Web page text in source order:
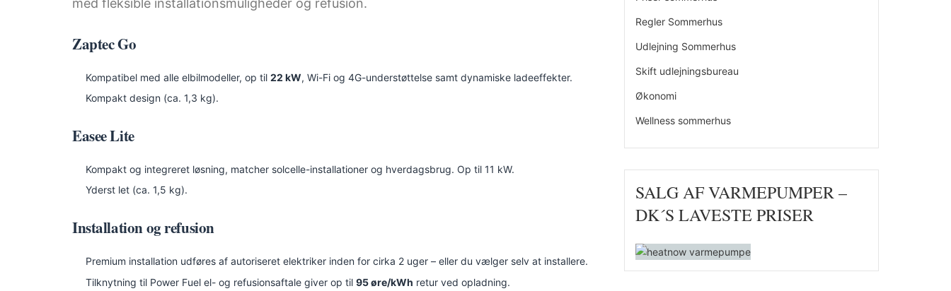
Zaptec Go
Kompatibel med alle elbilmodeller, op til 22 kW, Wi-Fi og 4G-understøttelse samt dynamiske ladeeffekter.
Kompakt design (ca. 1,3 kg).
Easee Lite
Kompakt og integreret løsning, matcher solcelle-installationer og hverdagsbrug. Op til 11 kW.
Yderst let (ca. 1,5 kg).
Installation og refusion
Premium installation udføres af autoriseret elektriker inden for cirka 2 uger – eller du vælger selv at installere.
Tilknytning til Power Fuel el- og refusionsaftale giver op til 95 øre/kWh retur ved opladning.
Regler Sommerhus
Udlejning Sommerhus
Skift udlejningsbureau
Økonomi
Wellness sommerhus
SALG AF VARMEPUMPER –
DK´S LAVESTE PRISER